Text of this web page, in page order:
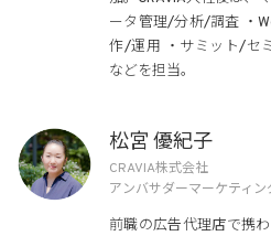
ータ管理/分析/調査 ・
作/運⽤ ・サミット/セ
などを担当。
松宮 優紀子
CRAVIA株式会社
アンバサダーマーケティ
前職の広告代理店で携